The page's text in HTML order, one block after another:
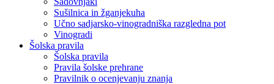
Sušilnica in žganjekuha
Učno sadjarsko-vinogradniška razgledna pot
Vinogradi
Šolska pravila
Šolska pravila
Pravila šolske prehrane
Pravilnik o ocenjevanju znanja